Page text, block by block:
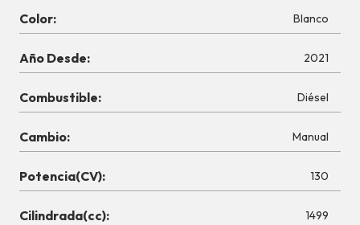
Color: Blanco
Año Desde: 2021
Combustible: Diésel
Cambio: Manual
Potencia(CV): 130
Cilindrada(cc): 1499